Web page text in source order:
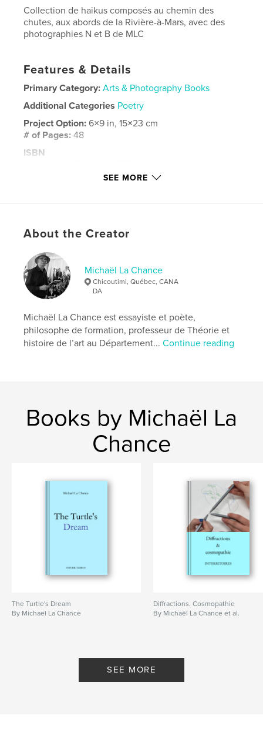
Collection de haikus composés au chemin des
chutes, aux abords de la Rivière-à-Mars, avec des
photographies N et B de MLC
Features & Details
Primary Category: Arts & Photography Books
Additional Categories Poetry
Project Option:6×9 in, 15×23 cm
# of Pages:48
ISBN
Nov 05, 2021
Rivière-à-Mars , Bec Scie
haïku
SEE MORE
About the Creator
Michaël La Chance
Chicoutimi, Québec, CANA
DA
Michaël La Chance est essayiste et poète,
philosophe de formation, professeur de Théorie et
histoire de l’art au Département...Continue reading
Books by Michaël La
Chance
The Turtle's Dream
By Michaël La Chance
Diffractions. Cosmopathie
By Michaël La Chance et al.
SEE MORE